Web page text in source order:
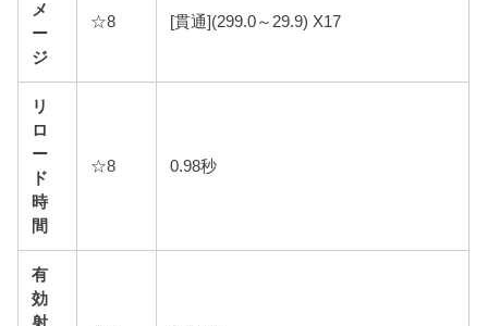
メ
ー
ジ
☆8 [貫通](299.0～29.9) X17
リ
ロ
ー
ド
時
間
☆8 0.98秒
有
効